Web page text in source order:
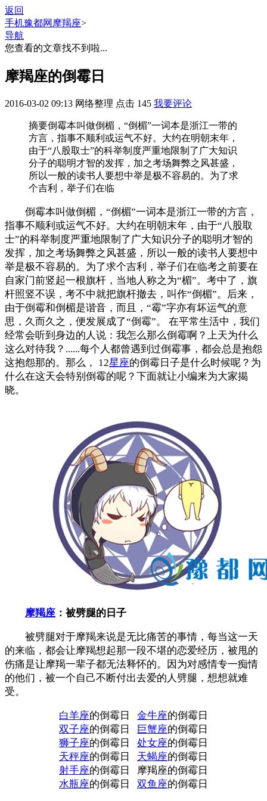
返回
手机豫都网 摩羯座>
导航
您查看的文章找不到啦...
摩羯座的倒霉日
2016-03-02 09:13 网络整理 点击 145 我要评论
摘要倒霉本叫做倒楣，“倒楣”一词本是浙江一带的
方言，指事不顺利或运气不好。大约在明朝末年，
由于“八股取士”的科举制度严重地限制了广大知识
分子的聪明才智的发挥，加之考场舞弊之风甚盛，
所以一般的读书人要想中举是极不容易的。为了求
个吉利，举子们在临
倒霉本叫做倒楣，“倒楣”一词本是浙江一带的方言，
指事不顺利或运气不好。大约在明朝末年，由于“八股取
士”的科举制度严重地限制了广大知识分子的聪明才智的
发挥，加之考场舞弊之风甚盛，所以一般的读书人要想中
举是极不容易的。为了求个吉利，举子们在临考之前要在
自家门前竖起一根旗杆，当地人称之为“楣”。考中了，旗
杆照竖不误，考不中就把旗杆撤去，叫作“倒楣”。后来，
由于倒霉和倒楣是谐音，而且，“霉”字亦有坏运气的意
思，久而久之，便发展成了“倒霉”。 在平常生活中，我们
经常会听到身边的人说：我怎么那么倒霉啊？上天为什么
这么对待我？......每个人都曾遇到过倒霉事，都会总是抱怨
这抱怨那的。那么， 12星座的倒霉日子是什么时候呢？为
什么在这天会特别倒霉的呢？下面就让小编来为大家揭
晓。
摩羯座 ：被劈腿的日子
被劈腿对于摩羯来说是无比痛苦的事情，每当这一天
的来临，都会让摩羯想起那一段不堪的恋爱经历，被甩的
伤痛是让摩羯一辈子都无法释怀的。因为对感情专一痴情
的他们，被一个自己不断付出去爱的人劈腿，想想就难
受。
白羊座的倒霉日 金牛座的倒霉日
双子座的倒霉日 巨蟹座的倒霉日
狮子座的倒霉日 处女座的倒霉日
天秤座的倒霉日 天蝎座的倒霉日
射手座的倒霉日 摩羯座的倒霉日
水瓶座的倒霉日 双鱼座的倒霉日